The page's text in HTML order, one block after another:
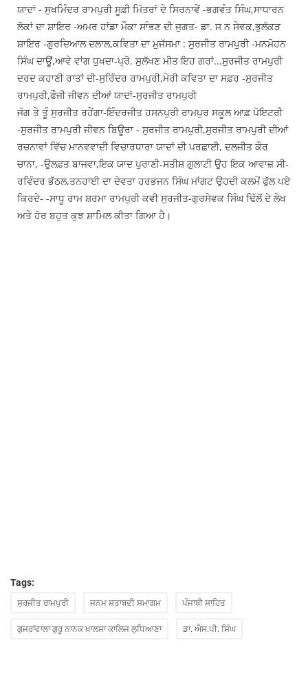
ਯਾਦਾਂ - ਸੁਖਮਿੰਦਰ ਰਾਮਪੁਰੀ ਸੂਫ਼ੀ ਮਿੱਤਰਾਂ ਦੇ ਸਿਰਨਾਵੇਂ -ਭਗਵੰਤ ਸਿੰਘ,ਸਾਧਾਰਨ
ਲੋਕਾਂ ਦਾ ਸ਼ਾਇਰ -ਅਮਰ ਹਾਂਡਾ ਮੌਕਾ ਸਾੰਭਣ ਦੀ ਜੁਗਤ- ਡਾ. ਸ ਨ ਸੇਵਕ,ਭੁਲੱਕੜ
ਸ਼ਾਇਰ -ਗੁਰਦਿਆਲ ਦਲਾਲ,ਕਵਿਤਾ ਦਾ ਮੁਜੱਸਮਾ : ਸੁਰਜੀਤ ਰਾਮਪੁਰੀ -ਮਨਮੋਹਨ
ਸਿੰਘ ਦਾਊਂ,ਆਵੇ ਵਾਂਗ ਧੁਖਦਾ-ਪ੍ਰੋ. ਸੁਲੱਖਣ ਮੀਤ ਇਹ ਗਰਾਂ...ਸੁਰਜੀਤ ਰਾਮਪੁਰੀ
ਦਰਦ ਕਹਾਣੀ ਰਾਤਾਂ ਦੀ-ਸੁਰਿੰਦਰ ਰਾਮਪੁਰੀ,ਮੇਰੀ ਕਵਿਤਾ ਦਾ ਸਫ਼ਰ -ਸੁਰਜੀਤ
ਰਾਮਪੁਰੀ,ਫੌਜੀ ਜੀਵਨ ਦੀਆਂ ਯਾਦਾਂ-ਸੁਰਜੀਤ ਰਾਮਪੁਰੀ
ਜੱਗ ਤੇ ਤੂੰ ਸੁਰਜੀਤ ਰਹੇਂਗਾ-ਇੰਦਰਜੀਤ ਹਸਨਪੁਰੀ ਰਾਮਪੁਰ ਸਕੂਲ ਆਫ਼ ਪੋਇਟਰੀ
-ਸੁਰਜੀਤ ਰਾਮਪੁਰੀ ਜੀਵਨ ਬਿਊਰਾ - ਸੁਰਜੀਤ ਰਾਮਪੁਰੀ,ਸੁਰਜੀਤ ਰਾਮਪੁਰੀ ਦੀਆਂ
ਰਚਨਾਵਾਂ ਵਿੱਚ ਮਾਨਵਵਾਦੀ ਵਿਚਾਰਧਾਰਾ ਯਾਦਾਂ ਦੀ ਪਰਛਾਈ, ਦਲਜੀਤ ਕੌਰ
ਚਾਨਾ, -ਉਲਫ਼ਤ ਬਾਜਵਾ,ਇਕ ਯਾਦ ਪੁਰਾਣੀ-ਸਤੀਸ਼ ਗੁਲਾਟੀ ਉਹ ਇਕ ਆਵਾਜ਼ ਸੀ-
ਰਵਿੰਦਰ ਭੱਠਲ,ਤਨਹਾਈ ਦਾ ਦੇਵਤਾ ਹਰਭਜਨ ਸਿੰਘ ਮਾਂਗਟ ਉਹਦੀ ਕਲਮੋਂ ਫੁੱਲ ਪਏ
ਕਿਰਦੇ- -ਸਾਧੂ ਰਾਮ ਸ਼ਰਮਾ ਰਾਮਪੁਰੀ ਕਵੀ ਸੁਰਜੀਤ-ਗੁਰਸੇਵਕ ਸਿੰਘ ਢਿੱਲੋਂ ਦੇ ਲੇਖ
ਅਤੇ ਹੋਰ ਬਹੁਤ ਕੁਝ ਸ਼ਾਮਿਲ ਕੀਤਾ ਗਿਆ ਹੈ।
Tags:
ਸੁਰਜੀਤ ਰਾਮਪੁਰੀ ਜਨਮ ਸ਼ਤਾਬਦੀ ਸਮਾਗਮ ਪੰਜਾਬੀ ਸਾਹਿਤ
ਗੁਜਰਾਂਵਾਲਾ ਗੁਰੂ ਨਾਨਕ ਖ਼ਾਲਸਾ ਕਾਲਿਜ ਲੁਧਿਆਣਾ ਡਾ. ਐਸ.ਪੀ. ਸਿੰਘ